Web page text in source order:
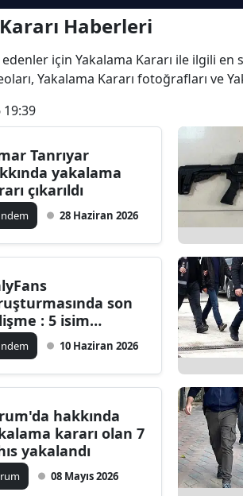
Antalya
Artvin
Balıkesir
Bilecik
Bitlis
Bolu
Bursa
Çanakkale
Çankırı
Çorum
Denizli
Diyarbakır
Haberleri
için Yakalama Kararı ile ilgili
Yakalama Kararı fotoğrafları ve
19:39
Tanrıyar
yakalama
çıkarıldı
28 Haziran 2026
son
: 5 isim
yakalama
10 Haziran 2026
hakkında
kararı olan 7
yakalandı
08 Mayıs 2026